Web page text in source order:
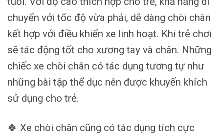
chuyển với tốc độ vừa phải, dễ dàng chòi chân
kết hợp với điều khiển xe linh hoạt. Khi trẻ chơi
sẽ tác động tốt cho xương tay và chân. Những
chiếc xe chòi chân có tác dụng tương tự như
những bài tập thể dục nên được khuyến khích
sử dụng cho trẻ.
🍀 Xe chòi chân cũng có tác dụng tích cực